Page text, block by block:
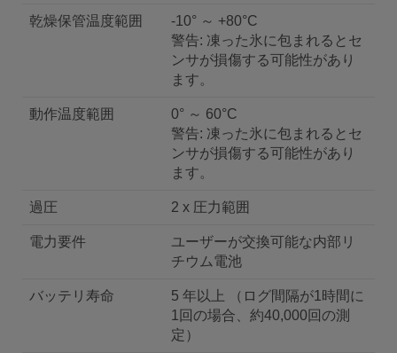
乾燥保管温度範囲
-10° ～ +80°C
警告: 凍った氷に包まれるとセ
ンサが損傷する可能性があり
ます。
動作温度範囲
0° ～ 60°C
警告: 凍った氷に包まれるとセ
ンサが損傷する可能性があり
ます。
過圧 2 x 圧力範囲
電力要件
ユーザーが交換可能な内部リ
チウム電池
バッテリ寿命
5 年以上 （ログ間隔が1時間に
1回の場合、約40,000回の測
定）